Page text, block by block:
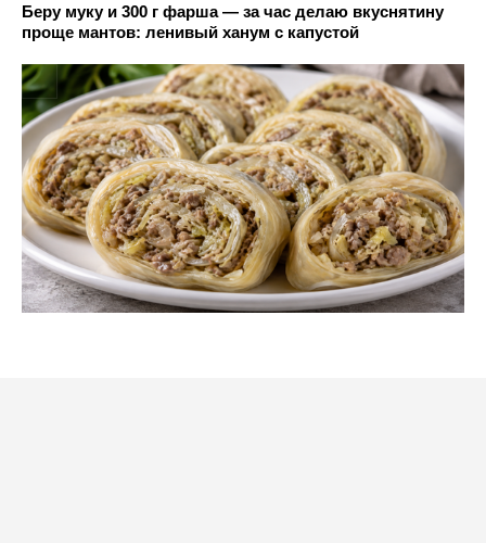
Беру муку и 300 г фарша — за час делаю вкуснятину
проще мантов: ленивый ханум с капустой